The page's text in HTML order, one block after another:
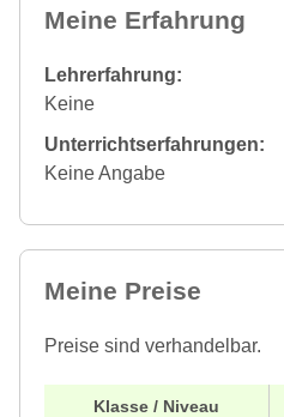
Meine Erfahrung
Lehrerfahrung:
Keine
Unterrichtserfahrungen:
Keine Angabe
Meine Preise
Preise sind verhandelbar.
Klasse / Niveau